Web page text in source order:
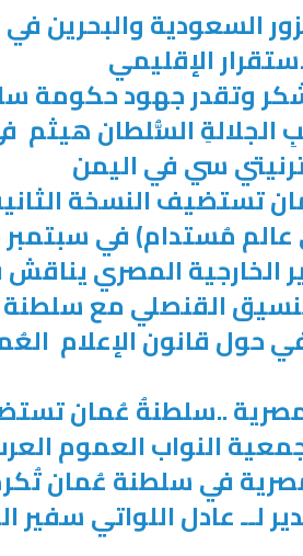
السعودية والبحرين
الإقليمي
وتقدر جهود حكومة
الجلالةِ السُّلطان هيثم
سي في اليمن
تستضيف النسخة
مُستدام) في سبتمبر 2026
الخارجية المصري
القنصلي مع
حول قانون الإعلام
..سلطنةُ عُمان
النواب العموم
في سلطنة عُمان
لــ عادل اللواتي سفير